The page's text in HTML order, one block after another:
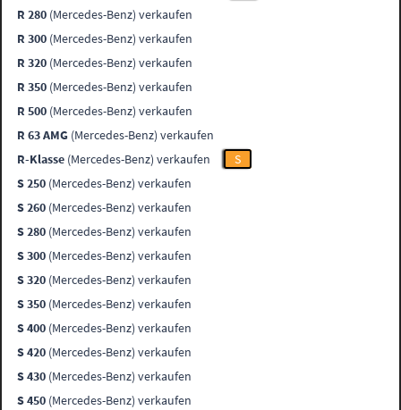
R 280 (Mercedes-Benz) verkaufen
R 300 (Mercedes-Benz) verkaufen
R 320 (Mercedes-Benz) verkaufen
R 350 (Mercedes-Benz) verkaufen
R 500 (Mercedes-Benz) verkaufen
R 63 AMG (Mercedes-Benz) verkaufen
R-Klasse (Mercedes-Benz) verkaufen
S
S 250 (Mercedes-Benz) verkaufen
S 260 (Mercedes-Benz) verkaufen
S 280 (Mercedes-Benz) verkaufen
S 300 (Mercedes-Benz) verkaufen
S 320 (Mercedes-Benz) verkaufen
S 350 (Mercedes-Benz) verkaufen
S 400 (Mercedes-Benz) verkaufen
S 420 (Mercedes-Benz) verkaufen
S 430 (Mercedes-Benz) verkaufen
S 450 (Mercedes-Benz) verkaufen